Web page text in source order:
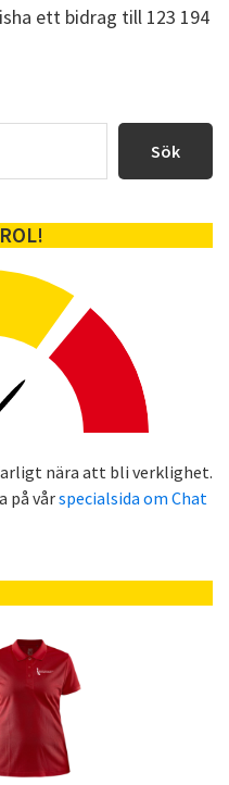
ett bidrag till 123 194
Sök
nära att bli verklighet.
på vårspecialsida om Chat